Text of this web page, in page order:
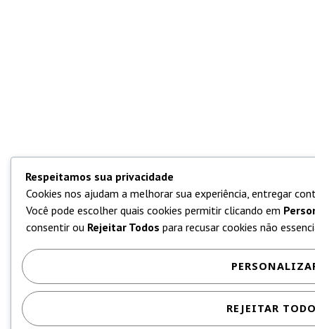
Respeitamos sua privacidade
Cookies nos ajudam a melhorar sua experiência, entregar
Você pode escolher quais cookies permitir clicando em
consentir ou Rejeitar Todos para recusar cookies não
REJEITAR